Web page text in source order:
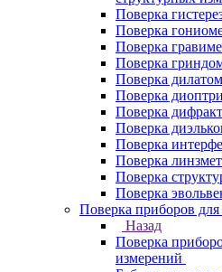
Поверка
Поверка
Поверка
Поверка
Поверка
Поверка
Поверка
Поверка
Поверка
Поверка
Поверка
Поверка
Поверка приборов
Назад
Поверка
измерений